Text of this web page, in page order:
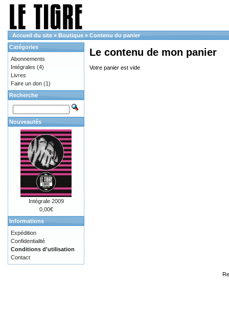
Accueil du site » Boutique » Contenu du panier
Le contenu de mon panier
Votre panier est vide
Catégories
Abonnements
Intégrales (4)
Livres
Faire un don (1)
Recherche
Nouveautés
Intégrale 2009
0,00€
Informations
Expédition
Confidentialité
Conditions d'utilisation
Contact